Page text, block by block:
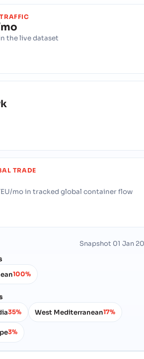
the live dataset
TRADE
mo in tracked global container flow
Snapshot 01 Jan
100%
35% West Mediterranean17%
3%